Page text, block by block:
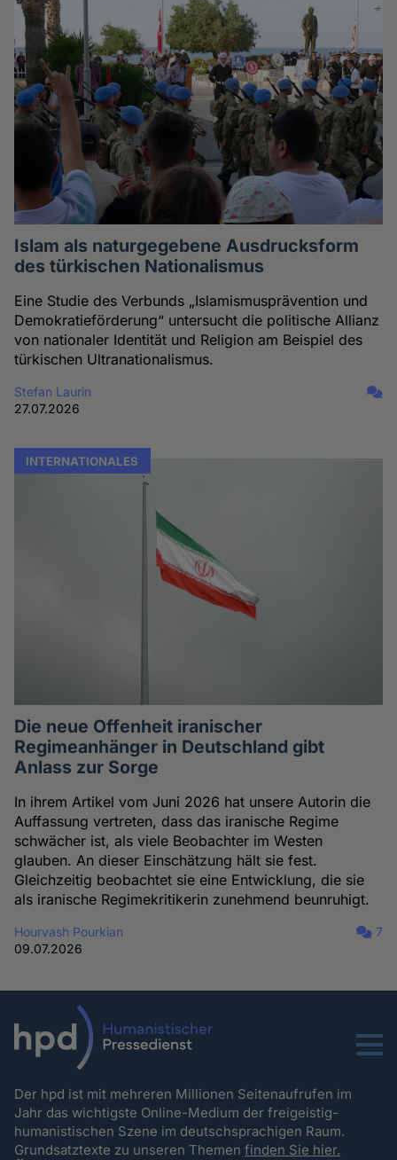
Islam als naturgegebene Ausdrucksform
des türkischen Nationalismus
Eine Studie des Verbunds „Islamismusprävention und
Demokratieförderung“ untersucht die politische Allianz
von nationaler Identität und Religion am Beispiel des
türkischen Ultranationalismus.
Stefan Laurin
27.07.2026
INTERNATIONALES
Die neue Offenheit iranischer
Regimeanhänger in Deutschland gibt
Anlass zur Sorge
In ihrem Artikel vom Juni 2026 hat unsere Autorin die
Auffassung vertreten, dass das iranische Regime
schwächer ist, als viele Beobachter im Westen
glauben. An dieser Einschätzung hält sie fest.
Gleichzeitig beobachtet sie eine Entwicklung, die sie
als iranische Regimekritikerin zunehmend beunruhigt.
Hourvash Pourkian
09.07.2026
7
Menu
Der hpd ist mit mehreren Millionen Seitenaufrufen im
Jahr das wichtigste Online-Medium der freigeistig-
humanistischen Szene im deutschsprachigen Raum.
Grundsatztexte zu unseren Themenfinden Sie hier.